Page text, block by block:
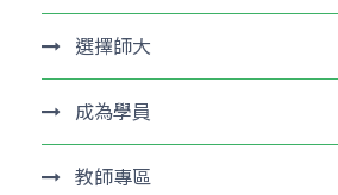
選擇師大
成為學員
教師專區